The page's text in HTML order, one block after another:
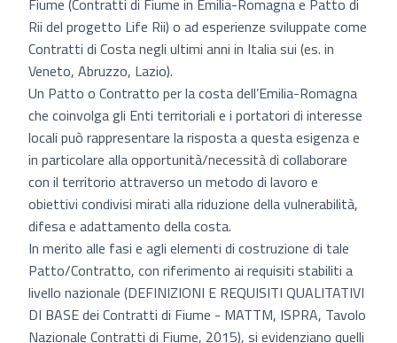
Fiume (Contratti di Fiume in Emilia-Romagna e Patto di
Rii del progetto Life Rii) o ad esperienze sviluppate come
Contratti di Costa negli ultimi anni in Italia sui (es. in
Veneto, Abruzzo, Lazio).
Un Patto o Contratto per la costa dell’Emilia-Romagna
che coinvolga gli Enti territoriali e i portatori di interesse
locali può rappresentare la risposta a questa esigenza e
in particolare alla opportunità/necessità di collaborare
con il territorio attraverso un metodo di lavoro e
obiettivi condivisi mirati alla riduzione della vulnerabilità,
difesa e adattamento della costa.
In merito alle fasi e agli elementi di costruzione di tale
Patto/Contratto, con riferimento ai requisiti stabiliti a
livello nazionale (DEFINIZIONI E REQUISITI QUALITATIVI
DI BASE dei Contratti di Fiume - MATTM, ISPRA, Tavolo
Nazionale Contratti di Fiume, 2015), si evidenziano quelli